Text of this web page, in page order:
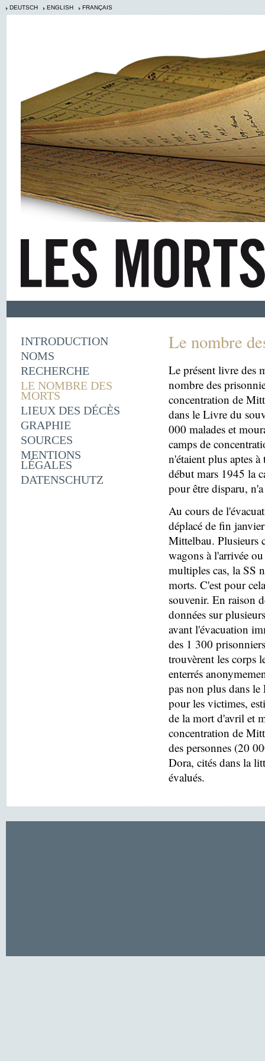
DEUTSCH ENGLISH FRANÇAIS
INTRODUCTION
NOMS
RECHERCHE
LE NOMBRE DES
MORTS
LIEUX DES DÉCÈS
GRAPHIE
SOURCES
MENTIONS
LÉGALES
DATENSCHUTZ
Le nombre
Le présent livre des
nombre des
concentration de
dans le Livre du
000 malades et
camps de
n'étaient plus aptes
début mars 1945 la
pour être disparu,
Au cours de
déplacé de fin
Mittelbau. Plusieurs
wagons à l'arrivée
multiples cas, la SS
morts. C'est pour
souvenir. En raison
données sur
avant l'évacuation
des 1 300
trouvèrent les corps
enterrés
pas non plus dans
pour les victimes,
de la mort d'avril et
concentration de
des personnes (20
Dora, cités dans la
évalués.